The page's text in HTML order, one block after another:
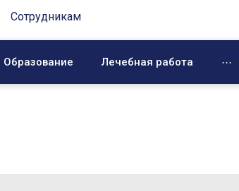
Сотрудникам
Образование Лечебная работа ⋯